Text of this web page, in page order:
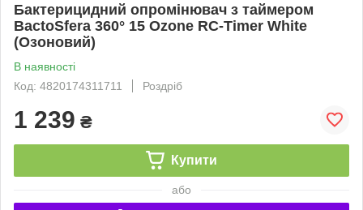
Бактерицидний опромінювач з таймером
BactoSfera 360° 15 Ozone RC-Timer White
(Озоновий)
В наявності
Код: 4820174311711
Роздріб
1 239 ₴
Купити
або